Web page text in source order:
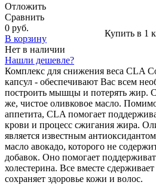
Отложить
Сравнить
0 руб.
В корзину
Купить в 1
Нет в наличии
Нашли дешевле?
Комплекс для снижения веса CLA
капсул - обеспечивают Вас всем
построить мышцы и потерять жир.
же, чистое оливковое масло.
аппетита, CLA помогает
крови и процесс сжигания жира.
является известным
масло авокадо, которого не
добавок. Оно помогает
холестерина. Все вместе
сохраняет здоровье кожи и волос.